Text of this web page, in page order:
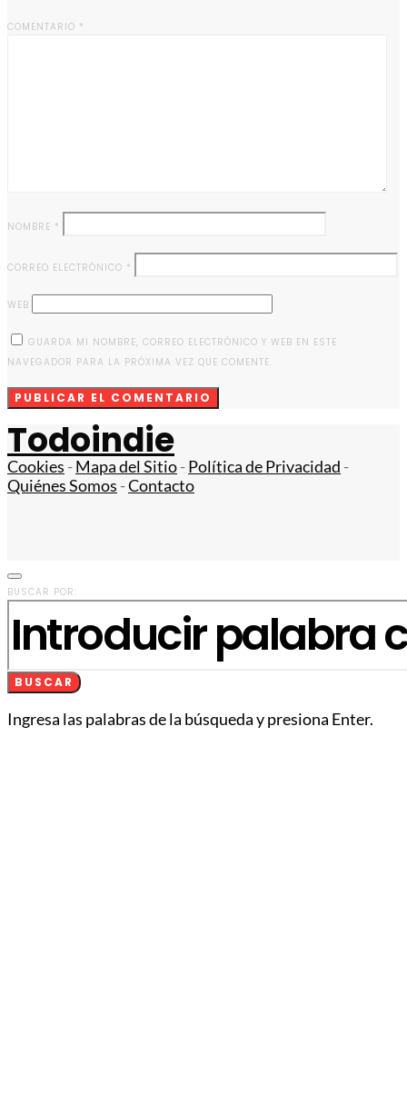
COMENTARIO *
NOMBRE *
CORREO ELECTRÓNICO *
WEB
GUARDA MI NOMBRE, CORREO ELECTRÓNICO Y WEB EN ESTE
NAVEGADOR PARA LA PRÓXIMA VEZ QUE COMENTE.
Todoindie
Cookies -Mapa del Sitio-Política de Privacidad -
Quiénes Somos -Contacto
BUSCAR POR:
BUSCAR
Ingresa las palabras de la búsqueda y presiona Enter.